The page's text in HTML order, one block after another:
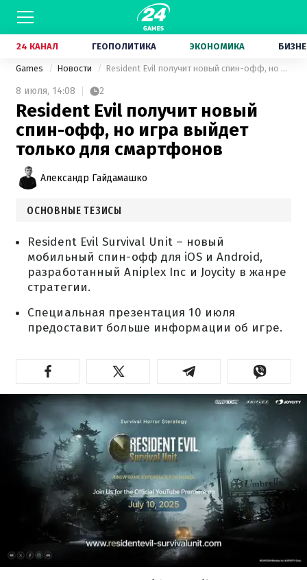
24 КАНАЛ ГЕОПОЛИТИКА ЭКОНОМИКА
Games Новости Resident Evil получит новый спин-офф, но игра выйдет только для смартфонов
8 июля, 14:08 2
Resident Evil получит новый
спин-офф, но игра выйдет
только для смартфонов
Александр Гайдамашко
ОСНОВНЫЕ ТЕЗИСЫ
Resident Evil Survival Unit – новый
мобильный спин-офф для iOS и Android,
разработанный Aniplex Inc и Joycity в жанре
стратегии.
Специальная презентация 10 июля
предоставит больше информации об игре.